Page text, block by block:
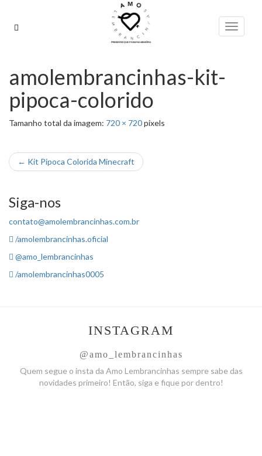
para
Alternar
amolembrancinhas-kit-
pipoca-colorido
Tamanho total da imagem: 720 × 720pixels
← Kit Pipoca Colorida Minecraft
Siga-nos
contato@amolembrancinhas.com.br
/amolembrancinhas.oficial
@amo_lembrancinhas
/amolembrancinhas0005
INSTAGRAM
@amo_lembrancinhas
Quem segue o insta da Amo Lembrancinhas sempre sabe das
novidades primeiro! Então, siga e fique por dentro!